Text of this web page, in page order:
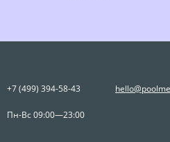
+7 (499) 394-58-43
Пн-Вс 09:00—23:00